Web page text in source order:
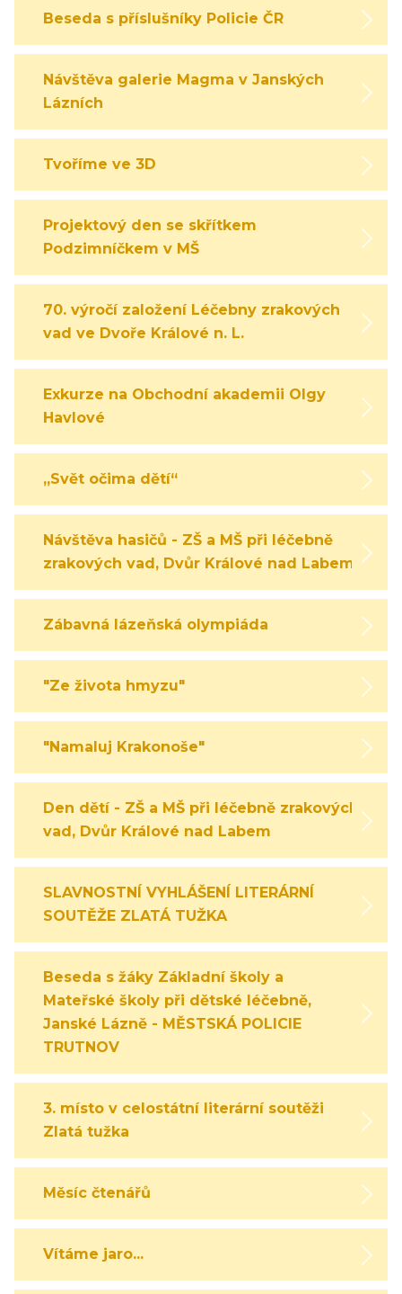
Beseda s příslušníky Policie ČR
Návštěva galerie Magma v Janských
Lázních
Tvoříme ve 3D
Projektový den se skřítkem
Podzimníčkem v MŠ
70. výročí založení Léčebny zrakových
vad ve Dvoře Králové n. L.
Exkurze na Obchodní akademii Olgy
Havlové
„Svět očima dětí“
Návštěva hasičů - ZŠ a MŠ při léčebně
zrakových vad, Dvůr Králové nad Labem
Zábavná lázeňská olympiáda
"Ze života hmyzu"
"Namaluj Krakonoše"
Den dětí - ZŠ a MŠ při léčebně zrakových
vad, Dvůr Králové nad Labem
SLAVNOSTNÍ VYHLÁŠENÍ LITERÁRNÍ
SOUTĚŽE ZLATÁ TUŽKA
Beseda s žáky Základní školy a
Mateřské školy při dětské léčebně,
Janské Lázně - MĚSTSKÁ POLICIE
TRUTNOV
3. místo v celostátní literární soutěži
Zlatá tužka
Měsíc čtenářů
Vítáme jaro...